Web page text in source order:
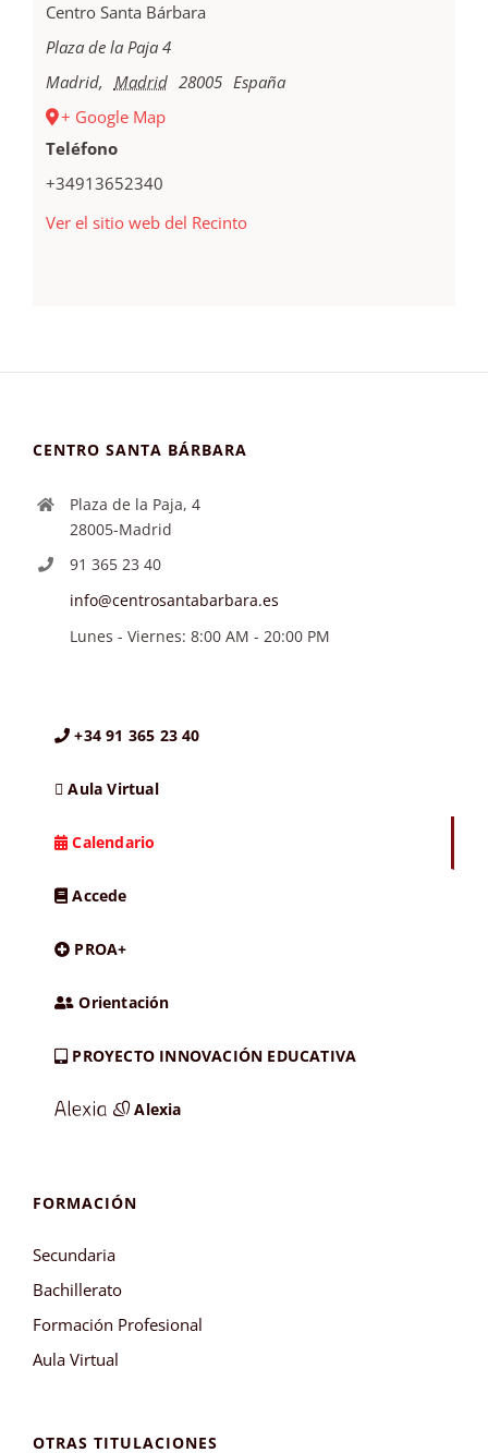
Centro Santa Bárbara
Plaza de la Paja 4
Madrid, Madrid 28005 España
+ Google Map
Teléfono
+34913652340
Ver el sitio web del Recinto
CENTRO SANTA BÁRBARA
Plaza de la Paja, 4
28005-Madrid
91 365 23 40
info@centrosantabarbara.es
Lunes - Viernes: 8:00 AM - 20:00 PM
+34 91 365 23 40
Aula Virtual
Calendario
Accede
PROA+
Orientación
PROYECTO INNOVACIÓN EDUCATIVA
Alexia
FORMACIÓN
Secundaria
Bachillerato
Formación Profesional
Aula Virtual
OTRAS TITULACIONES